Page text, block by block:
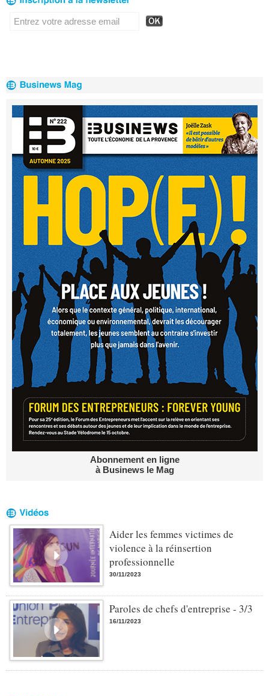
Abonnement en ligne
à Businews le Mag
Aider les femmes victimes de
violence à la réinsertion
professionnelle
30/11/2023
Paroles de chefs d'entreprise - 3/3
16/11/2023